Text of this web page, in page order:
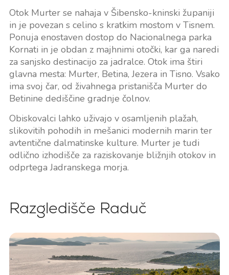
Otok Murter se nahaja v Šibensko-kninski županiji
in je povezan s celino s kratkim mostom v Tisnem.
Ponuja enostaven dostop do Nacionalnega parka
Kornati in je obdan z majhnimi otočki, kar ga naredi
za sanjsko destinacijo za jadralce. Otok ima štiri
glavna mesta: Murter, Betina, Jezera in Tisno. Vsako
ima svoj čar, od živahnega pristanišča Murter do
Betinine dediščine gradnje čolnov.
Obiskovalci lahko uživajo v osamljenih plažah,
slikovitih pohodih in mešanici modernih marin ter
avtentične dalmatinske kulture. Murter je tudi
odlično izhodišče za raziskovanje bližnjih otokov in
odprtega Jadranskega morja.
Razgledišče Raduč